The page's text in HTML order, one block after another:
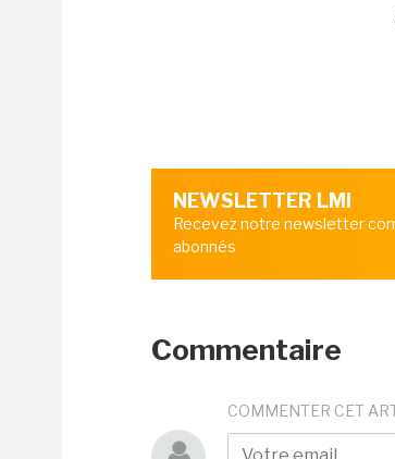
NEWSLETTER LMI
Recevez notre newsletter
abonnés
Commentaire
COMMENTER CET